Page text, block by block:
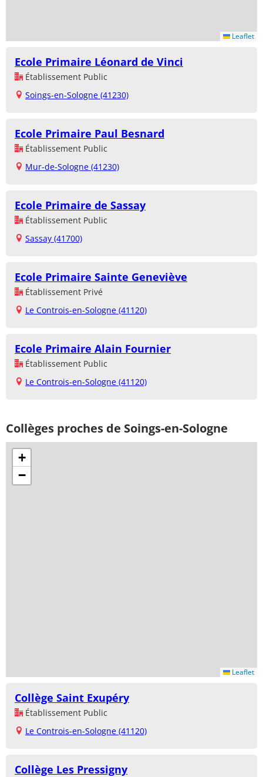
Leaflet
Ecole Primaire Léonard de Vinci
Établissement Public
Soings-en-Sologne (41230)
Ecole Primaire Paul Besnard
Établissement Public
Mur-de-Sologne (41230)
Ecole Primaire de Sassay
Établissement Public
Sassay (41700)
Ecole Primaire Sainte Geneviève
Établissement Privé
Le Controis-en-Sologne (41120)
Ecole Primaire Alain Fournier
Établissement Public
Le Controis-en-Sologne (41120)
Collèges proches de Soings-en-Sologne
+
−
Leaflet
Collège Saint Exupéry
Établissement Public
Le Controis-en-Sologne (41120)
Collège Les Pressigny